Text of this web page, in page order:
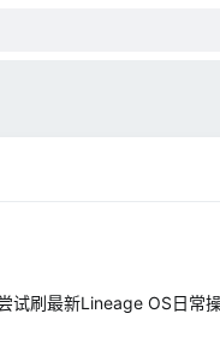
刷最新Lineage OS日常